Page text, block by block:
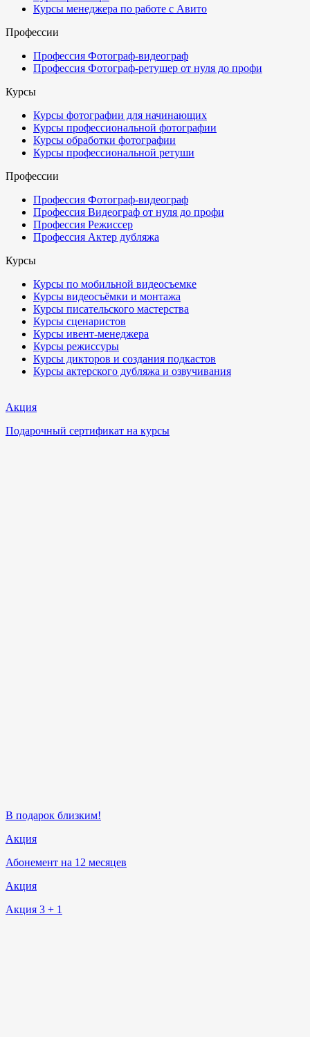
Курсы менеджера по работе с Авито
Профессии
Профессия Фотограф-видеограф
Профессия Фотограф-ретушер от нуля до профи
Курсы
Курсы фотографии для начинающих
Курсы профессиональной фотографии
Курсы обработки фотографии
Курсы профессиональной ретуши
Профессии
Профессия Фотограф-видеограф
Профессия Видеограф от нуля до профи
Профессия Режиссер
Профессия Актер дубляжа
Курсы
Курсы по мобильной видеосъемке
Курсы видеосъёмки и монтажа
Курсы писательского мастерства
Курсы сценаристов
Курсы ивент-менеджера
Курсы режиссуры
Курсы дикторов и создания подкастов
Курсы актерского дубляжа и озвучивания
Акция
Подарочный сертификат на курсы
В подарок близким!
Акция
Абонемент на 12 месяцев
Акция
Акция 3 + 1